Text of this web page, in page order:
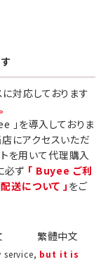
対応しております
」を導入しておりま
店にアクセスいただ
を用いて代理購入
必ず 「 Buyee ご利
送について 」 をご
but it is
繁體中文